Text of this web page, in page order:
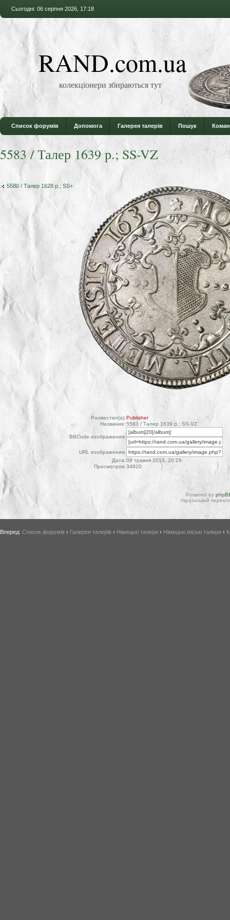
Сьогодні: 06 серпня 2026, 17:18
RAND.com.ua
колекціонери збираються тут
Список форумів Допомога Галерея талерів Пошук
5583 / Талер 1639 р.; SS-VZ
5580 / Талер 1628 р.; SS+
Разместил(а):Publisher
Название:5583 / Талер 1639 р.; SS-VZ
BBCode изображения:
URL изображения:
Дата:08 травня 2013, 20:29
Просмотров:34920
Powered by
Український
Вперед: Список форумів › Галерея талерів › Німецькі талери › Німецькі міські талери ›